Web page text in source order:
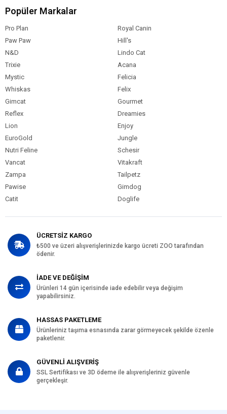
Popüler Markalar
Pro Plan
Royal Canin
Paw Paw
Hill's
N&D
Lindo Cat
Trixie
Acana
Mystic
Felicia
Whiskas
Felix
Gimcat
Gourmet
Reflex
Dreamies
Lion
Enjoy
EuroGold
Jungle
Nutri Feline
Schesir
Vancat
Vitakraft
Zampa
Tailpetz
Pawise
Gimdog
Catit
Doglife
ÜCRETSİZ KARGO
₺500 ve üzeri alışverişlerinizde kargo ücreti ZOO tarafından
ödenir.
İADE VE DEĞİŞİM
Ürünleri 14 gün içerisinde iade edebilir veya değişim
yapabilirsiniz.
HASSAS PAKETLEME
Ürünleriniz taşıma esnasında zarar görmeyecek şekilde özenle
paketlenir.
GÜVENLİ ALIŞVERİŞ
SSL Sertifikası ve 3D ödeme ile alışverişleriniz güvenle
gerçekleşir.